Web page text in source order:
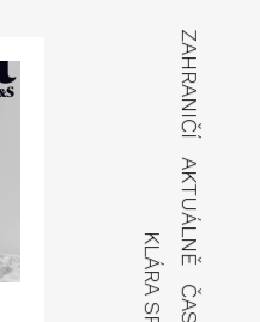
ZAHRANIČÍ
AKTUÁLNĚ